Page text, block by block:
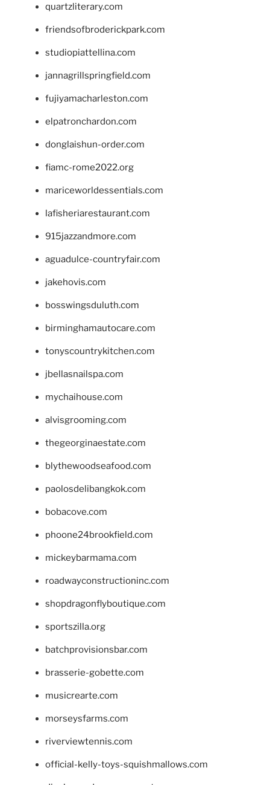
quartzliterary.com
friendsofbroderickpark.com
studiopiattellina.com
jannagrillspringfield.com
fujiyamacharleston.com
elpatronchardon.com
donglaishun-order.com
fiamc-rome2022.org
mariceworldessentials.com
lafisheriarestaurant.com
915jazzandmore.com
aguadulce-countryfair.com
jakehovis.com
bosswingsduluth.com
birminghamautocare.com
tonyscountrykitchen.com
jbellasnailspa.com
mychaihouse.com
alvisgrooming.com
thegeorginaestate.com
blythewoodseafood.com
paolosdelibangkok.com
bobacove.com
phoone24brookfield.com
mickeybarmama.com
roadwayconstructioninc.com
shopdragonflyboutique.com
sportszilla.org
batchprovisionsbar.com
brasserie-gobette.com
musicrearte.com
morseysfarms.com
riverviewtennis.com
official-kelly-toys-squishmallows.com